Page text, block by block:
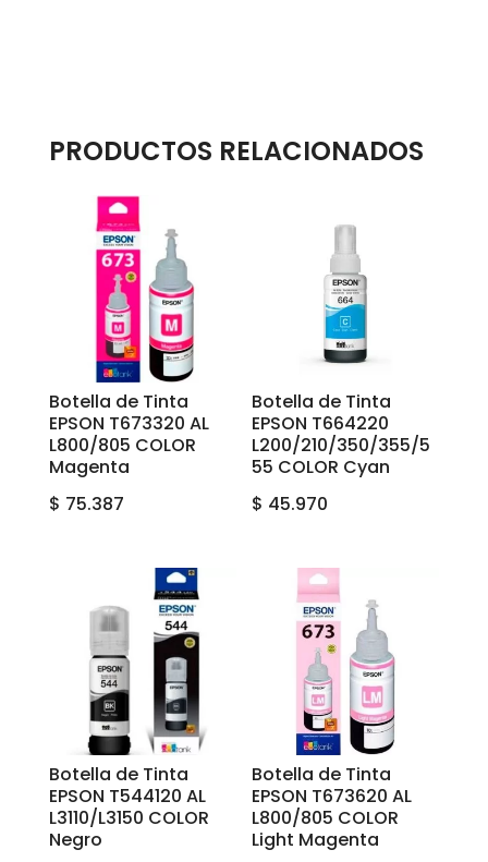
PRODUCTOS RELACIONADOS
Botella de Tinta
EPSON T673320 AL
L800/805 COLOR
Magenta
$ 75.387
Botella de Tinta
EPSON T664220
L200/210/350/355/5
55 COLOR Cyan
$ 45.970
Botella de Tinta
EPSON T544120 AL
L3110/L3150 COLOR
Negro
Botella de Tinta
EPSON T673620 AL
L800/805 COLOR
Light Magenta